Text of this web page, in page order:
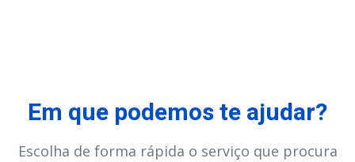
Em que podemos te ajudar?
Escolha de forma rápida o serviço que procura